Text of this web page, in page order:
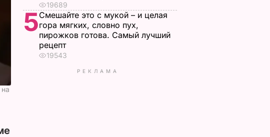
19689
5Смешайте это с мукой – и целая
гора мягких, словно пух,
пирожков готова. Самый лучший
рецепт
19543
РЕКЛАМА